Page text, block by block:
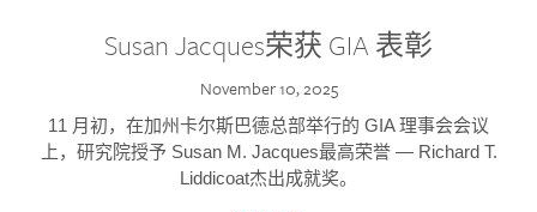
Susan Jacques荣获 GIA 表彰
November 10, 2025
11 月初，在加州卡尔斯巴德总部举行的 GIA 理事会会议
上，研究院授予 Susan M. Jacques最高荣誉 — Richard T.
Liddicoat杰出成就奖。